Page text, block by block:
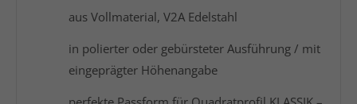
aus Vollmaterial, V2A Edelstahl
in polierter oder gebürsteter Ausführung / mit
eingeprägter Höhenangabe